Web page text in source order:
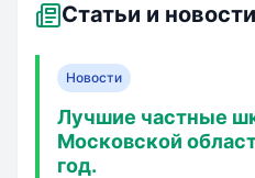
Статьи и новости
Новости
Лучшие частные
Московской
год.